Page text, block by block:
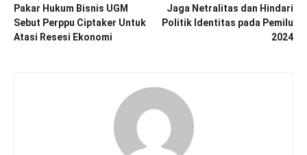
Pakar Hukum Bisnis UGM
Sebut Perppu Ciptaker Untuk
Atasi Resesi Ekonomi
Jaga Netralitas dan Hindari
Politik Identitas pada Pemilu
2024